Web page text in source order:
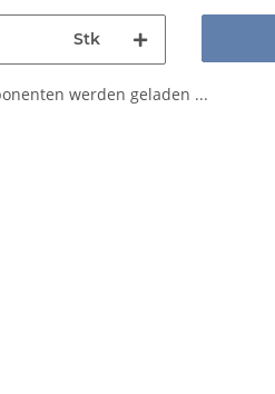
Stk
werden geladen ...